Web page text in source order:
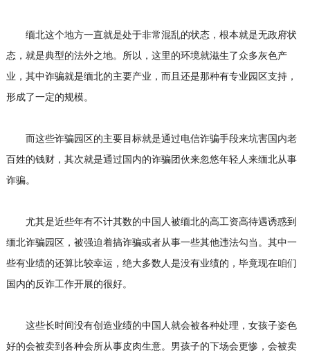
缅北这个地方一直就是处于非常混乱的状态，根本就是无政府状
态，就是典型的法外之地。所以，这里的环境就滋生了众多灰色产
业，其中诈骗就是缅北的主要产业，而且还是那种有专业园区支持，
形成了一定的规模。
而这些诈骗园区的主要目标就是通过电信诈骗手段来坑害国内老
百姓的钱财，其次就是通过国内的诈骗团伙来忽悠年轻人来缅北从事
诈骗。
尤其是近些年有不计其数的中国人被缅北的高工资高待遇诱惑到
缅北诈骗园区，被强迫着搞诈骗或者从事一些其他违法勾当。其中一
些有业绩的还算比较幸运，绝大多数人是没有业绩的，毕竟现在咱们
国内的反诈工作开展的很好。
这些长时间没有创造业绩的中国人就会被各种处理，女孩子姿色
好的会被卖到各种会所从事皮肉生意。男孩子的下场会更惨，会被卖